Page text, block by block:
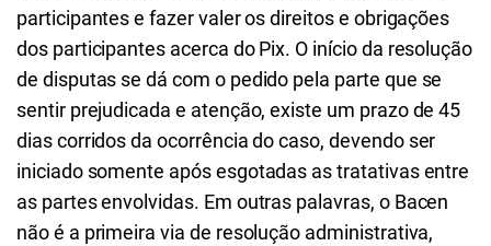
participantes e fazer valer os direitos e obrigações
dos participantes acerca do Pix. O início da resolução
de disputas se dá com o pedido pela parte que se
sentir prejudicada e atenção, existe um prazo de 45
dias corridos da ocorrência do caso, devendo ser
iniciado somente após esgotadas as tratativas entre
as partes envolvidas. Em outras palavras, o Bacen
não é a primeira via de resolução administrativa,